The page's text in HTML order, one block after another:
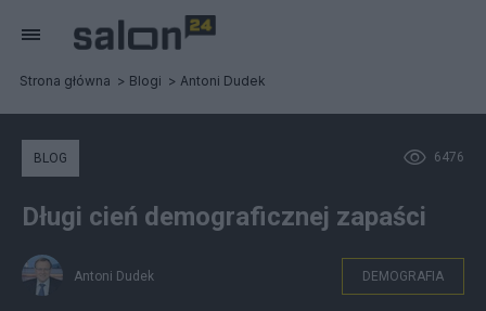
Strona główna Blogi Antoni Dudek
6476
BLOG
Długi cień demograficznej zapaści
Antoni Dudek DEMOGRAFIA